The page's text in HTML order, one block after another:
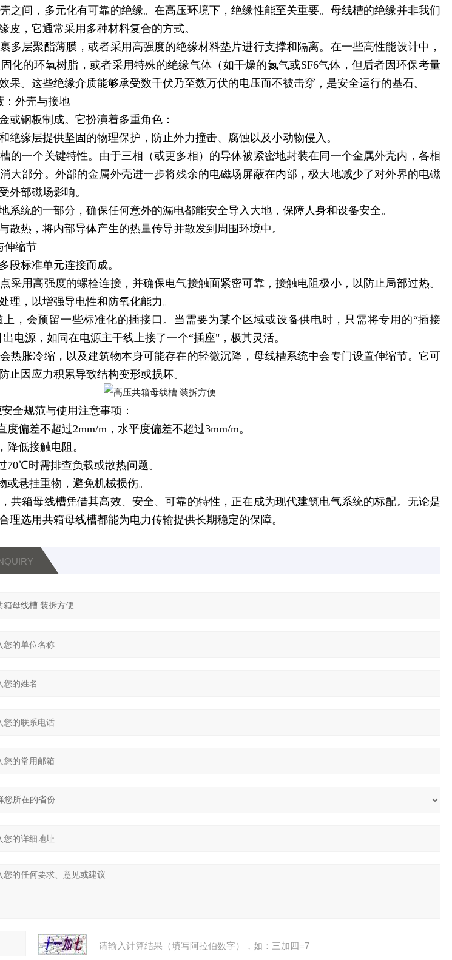
之间，多元化有可靠的绝缘。在高压环境下，绝缘性能至关重要。母线槽的绝缘并非我们
皮，它通常采用多种材料复合的方式。
多层聚酯薄膜，或者采用高强度的绝缘材料垫片进行支撑和隔离。在一些高性能设计中，
化的环氧树脂，或者采用特殊的绝缘气体（如干燥的氮气或SF6气体，但后者因环保考量
果。这些绝缘介质能够承受数千伏乃至数万伏的电压而不被击穿，是安全运行的基石。
：外壳与接地
或钢板制成。它扮演着多重角色：
绝缘层提供坚固的物理保护，防止外力撞击、腐蚀以及小动物侵入。
的一个关键特性。由于三相（或更多相）的导体被紧密地封装在同一个金属外壳内，各相
大部分。外部的金属外壳进一步将残余的电磁场屏蔽在内部，极大地减少了对外界的电磁
外部磁场影响。
系统的一部分，确保任何意外的漏电都能安全导入大地，保障人身和设备安全。
散热，将内部导体产生的热量传导并散发到周围环境中。
伸缩节
段标准单元连接而成。
采用高强度的螺栓连接，并确保电气接触面紧密可靠，接触电阻极小，以防止局部过热。
理，以增强导电性和防氧化能力。
，会预留一些标准化的插接口。当需要为某个区域或设备供电时，只需将专用的“插接
电源，如同在电源主干线上接了一个“插座"，极其灵活。
热胀冷缩，以及建筑物本身可能存在的轻微沉降，母线槽系统中会专门设置伸缩节。它可
止因应力积累导致结构变形或损坏。
安全规范与使用注意事项：
偏差不超过2mm/m，水平度偏差不超过3mm/m。
降低接触电阻。
70℃时需排查负载或散热问题。
悬挂重物，避免机械损伤。
共箱母线槽凭借其高效、安全、可靠的特性，正在成为现代建筑电气系统的标配。无论是
理选用共箱母线槽都能为电力传输提供长期稳定的保障。
请输入计算结果（填写阿拉伯数字），如：三加四=7